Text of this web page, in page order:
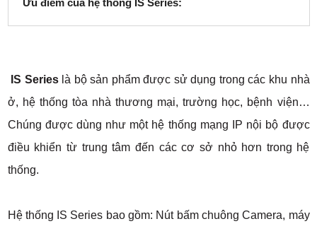
Ưu điểm của hệ thống IS Series:
IS Series là bộ sản phẩm được sử dụng trong các khu nhà
ở, hệ thống tòa nhà thương mại, trường học, bệnh viện…
Chúng được dùng như một hệ thống mạng IP nội bộ được
điều khiển từ trung tâm đến các cơ sở nhỏ hơn trong hệ
thống.
Hệ thống IS Series bao gồm: Nút bấm chuông Camera, máy